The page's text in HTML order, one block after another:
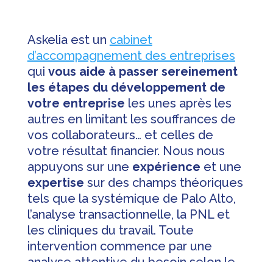
Askelia est un cabinet
d’accompagnement des entreprises
qui vous aide à passer sereinement
les étapes du développement de
votre entreprise les unes après les
autres en limitant les souffrances de
vos collaborateurs… et celles de
votre résultat financier. Nous nous
appuyons sur une expérience et une
expertise sur des champs théoriques
tels que la systémique de Palo Alto,
l’analyse transactionnelle, la PNL et
les cliniques du travail. Toute
intervention commence par une